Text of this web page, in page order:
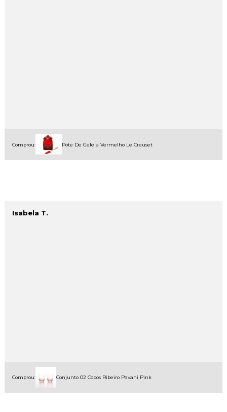
Comprou: Pote De Geleia Vermelho Le Creuset
Isabela T.
Comprou: Conjunto 02 Copos Ribeiro Pavani Pink